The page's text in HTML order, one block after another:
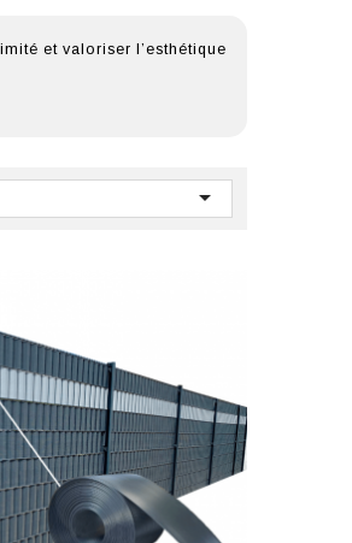
et valoriser l’esthétique
